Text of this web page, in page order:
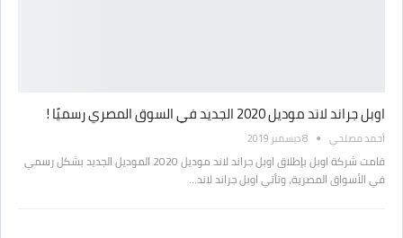
اوبل جراند لاند موديل 2020 الجديد في السوق المصري رسميًا !
أحمد مصلحي 8 ديسمبر 2019
قامت شركة اوبل بإطلاق اوبل جراند لاند موديل 2020 الموديل الجديد بشكل رسمي
في الأسواق المصرية، وتأتي اوبل جراند لاند…